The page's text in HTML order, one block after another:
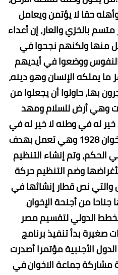
حقا لا يؤتمن ويعامل
بالخزي والعار، إن أعداء
منها ولكنهم نجحوا في
ووضعوا في أيديهم
ما يملكه الإنسان وهو دينه،
بها، حاولوا أن يجعلوا من
وهي أرض للسلام ومهد
خير له في وطنه لا خير له في
دينه.فمنذ إنشاء جماعة الاخوان 1928 وهي تعمل بهدف
الحكم، وتم إنشاء التنظيم
وضم التنظيم حركة
والتي نص قطار إنشائها في
جناحا من أجنحة الإخوان
الدولي لتقسيم مصر
صغيرة بدأ تنفيذ برنامج
الأجنبية مؤتمرا أصدرت
مشاركة جماعة الاخوان في